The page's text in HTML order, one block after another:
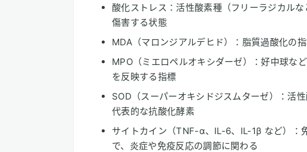
酸化ストレス：活性酸素種（フリーラジカル
傷害する状態
MDA（マロンジアルデヒド）：脂質過酸化の
MPO（ミエロペルオキシダーゼ）：好中球な
を反映する指標
SOD（スーパーオキシドジスムターゼ）：活
代表的な抗酸化酵素
サイトカイン（TNF-α、IL-6、IL-1β など）：
で、炎症や免疫反応の調節に関わる